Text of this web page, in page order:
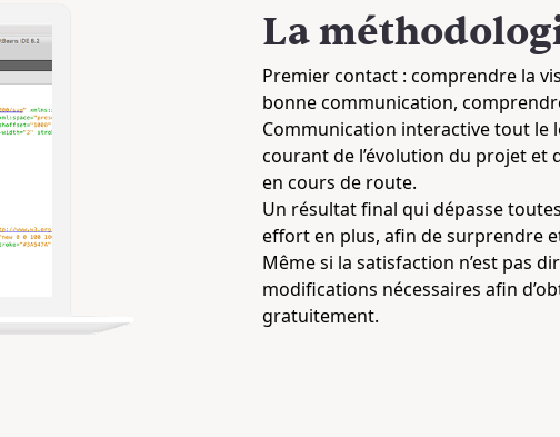
La
Premier contact : comprendre la
bonne communication,
Communication interactive tout le
courant de l’évolution du projet et
en cours de route.
Un résultat final qui dépasse
effort en plus, afin de surprendre
Même si la satisfaction n’est pas
modifications nécessaires afin
gratuitement.